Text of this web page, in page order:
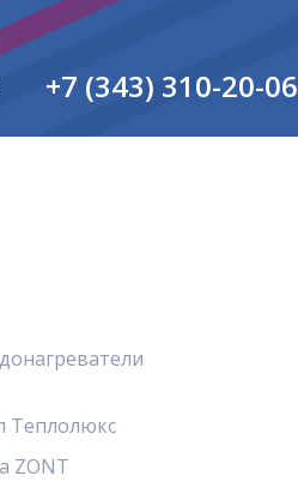
+7 (343) 310-20-06
Теплолюкс
ZONT